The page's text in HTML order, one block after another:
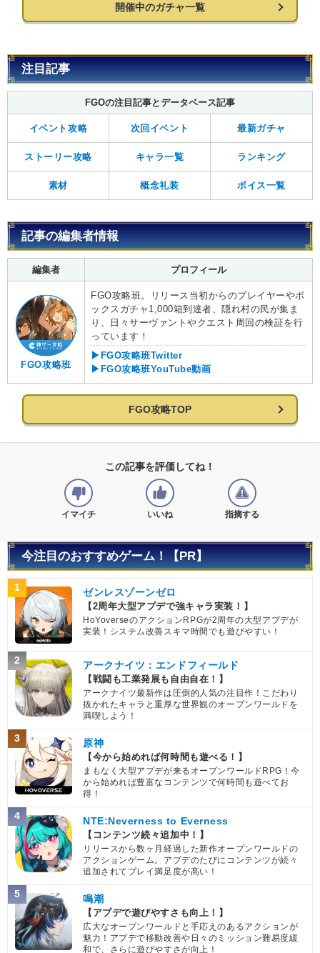
開催中のガチャ一覧
注目記事
FGOの注目記事とデータベース記事
イベント攻略 次回イベント 最新ガチャ
ストーリー攻略 キャラ一覧 ランキング
素材 概念礼装 ボイス一覧
記事の編集者情報
編集者 プロフィール
FGO攻略班
FGO攻略班。リリース当初からのプレイヤーやボ
ックスガチャ1,000箱到達者、隠れ村の民が集ま
り、日々サーヴァントやクエスト周回の検証を行
っています！
▶FGO攻略班Twitter
▶FGO攻略班YouTube動画
FGO攻略TOP
この記事を評価してね！
イマイチ いいね 指摘する
今注目のおすすめゲーム！【PR】
1 ゼンレスゾーンゼロ
【2周年大型アプデで強キャラ実装！】
HoYoverseのアクションRPGが2周年の大型アプデが
実装！システム改善スキマ時間でも遊びやすい！
2 アークナイツ：エンドフィールド
【戦闘も工業発展も自由自在！】
アークナイツ最新作は圧倒的人気の注目作！こだわり
抜かれたキャラと重厚な世界観のオープンワールドを
満喫しよう！
3 原神
【今から始めれば何時間も遊べる！】
まもなく大型アプデが来るオープンワールドRPG！今
から始めれば豊富なコンテンツで何時間も遊べてお
得！
4 NTE:Neverness to Everness
【コンテンツ続々追加中！】
リリースから数ヶ月経過した新作オープンワールドの
アクションゲーム。アプデのたびにコンテンツが続々
追加されてプレイ満足度が高い！
5 鳴潮
【アプデで遊びやすさも向上！】
広大なオープンワールドと手応えのあるアクションが
魅力！アプデで移動改善や日々のミッション難易度緩
和で、さらに遊びやすさが向上！